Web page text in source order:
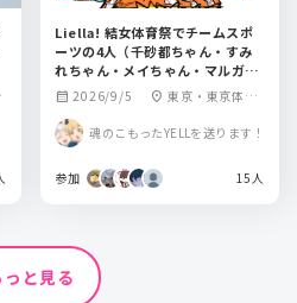
Liella! 結女体育祭でチームスポ
ーツの4人（千砂都ちゃん・すみ
れちゃん・メイちゃん・マルガレ
ーテちゃん）にお花を贈りません
か？
calendar_month 2026/9/5 location_on 東京・東京体育
ナ
魂のこもったYELLを送ります！
参加 15人
っと見る